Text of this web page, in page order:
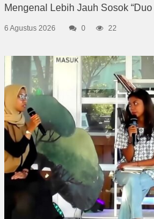
Mengenal Lebih Jauh Sosok “Duo
6 Agustus 2026 0 22